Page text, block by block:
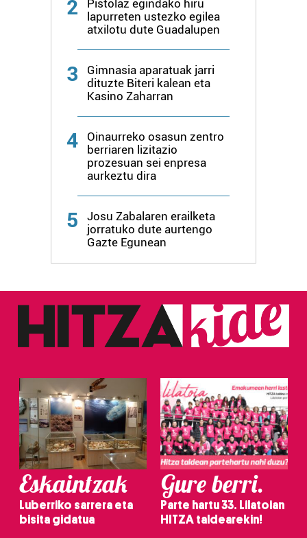
2
Pistolaz egindako hiru
lapurreten ustezko egilea
atxilotu dute Guadalupen
3
Gimnasia aparatuak jarri
dituzte Biteri kalean eta
Kasino Zaharran
4
Oinaurreko osasun zentro
berriaren lizitazio
prozesuan sei enpresa
aurkeztu dira
5
Josu Zabalaren erailketa
jorratuko dute aurtengo
Gazte Egunean
Eskaintzak
Luberriko sarrera eta
bisita gidatua
Gure berri.
Parte hartu 33. Lilatoian
HITZA taldearekin!